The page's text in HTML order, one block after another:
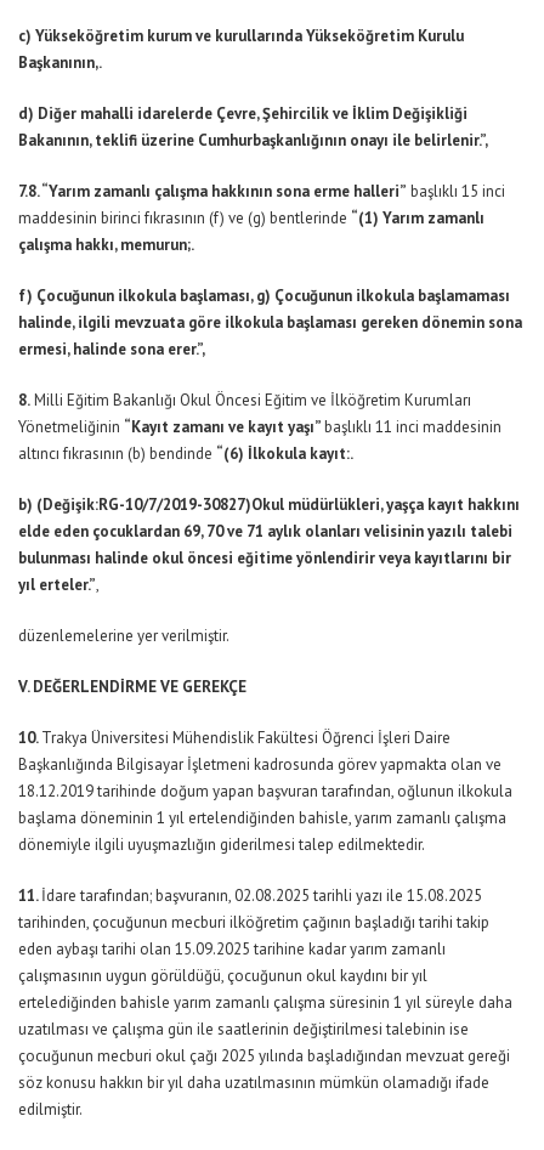
c) Yükseköğretim kurum ve kurullarında Yükseköğretim Kurulu
Başkanının,.
d) Diğer mahalli idarelerde Çevre, Şehircilik ve İklim Değişikliği
Bakanının, teklifi üzerine Cumhurbaşkanlığının onayı ile belirlenir.”,
7.8. “Yarım zamanlı çalışma hakkının sona erme halleri” başlıklı 15 inci
maddesinin birinci fıkrasının (f) ve (g) bentlerinde “(1) Yarım zamanlı
çalışma hakkı, memurun;.
f) Çocuğunun ilkokula başlaması, g) Çocuğunun ilkokula başlamaması
halinde, ilgili mevzuata göre ilkokula başlaması gereken dönemin sona
ermesi, halinde sona erer.”,
8.Milli Eğitim Bakanlığı Okul Öncesi Eğitim ve İlköğretim Kurumları
Yönetmeliğinin “Kayıt zamanı ve kayıt yaşı”başlıklı 11 inci maddesinin
altıncı fıkrasının (b) bendinde “(6) İlkokula kayıt:.
b) (Değişik:RG-10/7/2019-30827)Okul müdürlükleri, yaşça kayıt hakkını
elde eden çocuklardan 69, 70 ve 71 aylık olanları velisinin yazılı talebi
bulunması halinde okul öncesi eğitime yönlendirir veya kayıtlarını bir
yıl erteler.”,
düzenlemelerine yer verilmiştir.
V. DEĞERLENDİRME VE GEREKÇE
10.Trakya Üniversitesi Mühendislik Fakültesi Öğrenci İşleri Daire
Başkanlığında Bilgisayar İşletmeni kadrosunda görev yapmakta olan ve
18.12.2019 tarihinde doğum yapan başvuran tarafından, oğlunun ilkokula
başlama döneminin 1 yıl ertelendiğinden bahisle, yarım zamanlı çalışma
dönemiyle ilgili uyuşmazlığın giderilmesi talep edilmektedir.
11.İdare tarafından; başvuranın, 02.08.2025 tarihli yazı ile 15.08.2025
tarihinden, çocuğunun mecburi ilköğretim çağının başladığı tarihi takip
eden aybaşı tarihi olan 15.09.2025 tarihine kadar yarım zamanlı
çalışmasının uygun görüldüğü, çocuğunun okul kaydını bir yıl
ertelediğinden bahisle yarım zamanlı çalışma süresinin 1 yıl süreyle daha
uzatılması ve çalışma gün ile saatlerinin değiştirilmesi talebinin ise
çocuğunun mecburi okul çağı 2025 yılında başladığından mevzuat gereği
söz konusu hakkın bir yıl daha uzatılmasının mümkün olamadığı ifade
edilmiştir.